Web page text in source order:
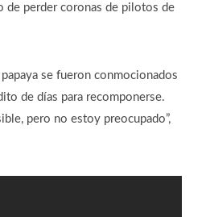
de perder coronas de pilotos de
se fueron conmocionados
de días para recomponerse.
pero no estoy preocupado”,